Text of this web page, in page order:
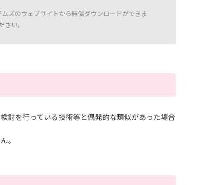
ズのウェブサイトから無償ダウンロードができま
さい。
討を行っている技術等と偶発的な類似があった場合
。